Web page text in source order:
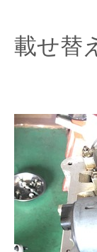
載せ替